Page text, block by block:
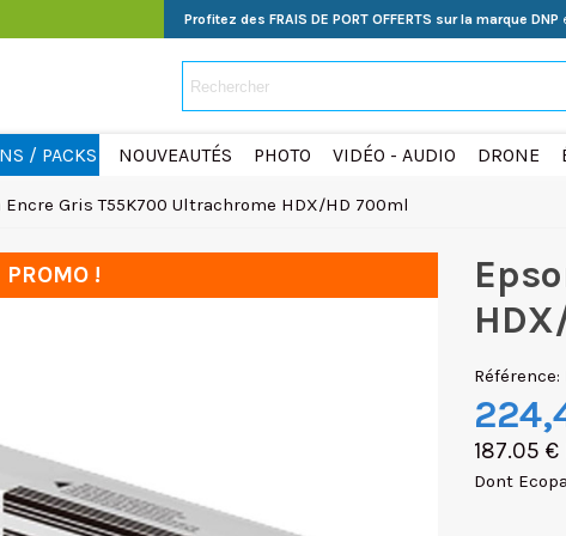
Profitez des FRAIS DE PORT OFFERTS sur la marque DNP
/ PACKS NOUVEAUTÉS PHOTO VIDÉO - AUDIO DRONE
Encre Gris T55K700 Ultrachrome HDX/HD 700ml
PROMO !
Référence:
187.05 €
Dont